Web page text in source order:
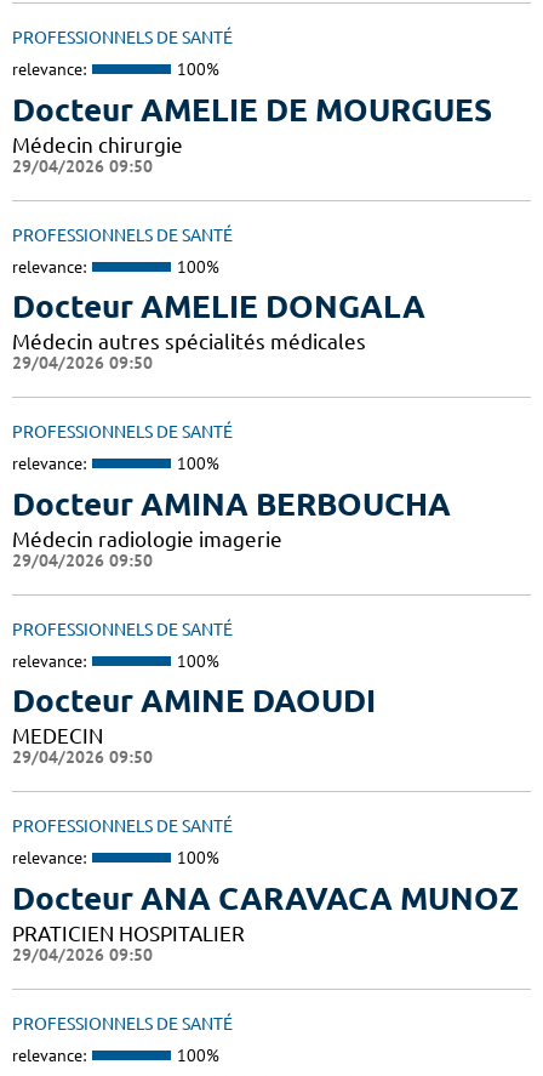
PROFESSIONNELS DE SANTÉ
relevance: 100%
Docteur AMELIE DE MOURGUES
Médecin chirurgie
29/04/2026 09:50
PROFESSIONNELS DE SANTÉ
relevance: 100%
Docteur AMELIE DONGALA
Médecin autres spécialités médicales
29/04/2026 09:50
PROFESSIONNELS DE SANTÉ
relevance: 100%
Docteur AMINA BERBOUCHA
Médecin radiologie imagerie
29/04/2026 09:50
PROFESSIONNELS DE SANTÉ
relevance: 100%
Docteur AMINE DAOUDI
MEDECIN
29/04/2026 09:50
PROFESSIONNELS DE SANTÉ
relevance: 100%
Docteur ANA CARAVACA MUNOZ
PRATICIEN HOSPITALIER
29/04/2026 09:50
PROFESSIONNELS DE SANTÉ
relevance: 100%